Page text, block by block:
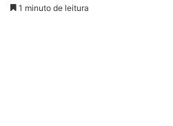
1 minuto de leitura